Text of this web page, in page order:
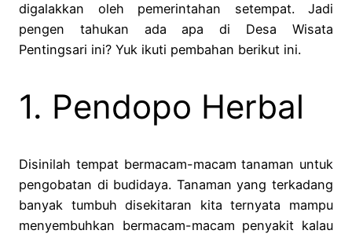
digalakkan oleh pemerintahan setempat. Jadi
pengen tahukan ada apa di Desa Wisata
Pentingsari ini? Yuk ikuti pembahan berikut ini.
1. Pendopo Herbal
Disinilah tempat bermacam-macam tanaman untuk
pengobatan di budidaya. Tanaman yang terkadang
banyak tumbuh disekitaran kita ternyata mampu
menyembuhkan bermacam-macam penyakit kalau